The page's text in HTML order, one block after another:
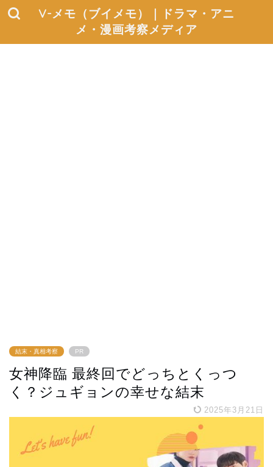
V-メモ（ブイメモ）｜ドラマ・アニ
メ・漫画考察メディア
結末・真相考察 PR
女神降臨 最終回でどっちとくっつ
く？ジュギョンの幸せな結末
2025年3月21日